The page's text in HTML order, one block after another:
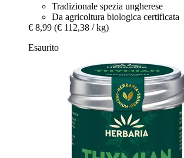
Tradizionale spezia ungherese
Da agricoltura biologica certificata
€ 8,99 (€ 112,38 / kg)
Esaurito